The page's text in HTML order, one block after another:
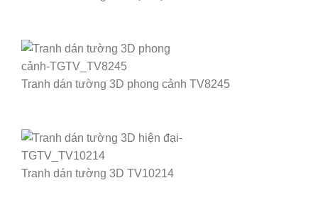
Tranh dán tường 3D phong cảnh TV8245
Tranh dán tường 3D TV10214